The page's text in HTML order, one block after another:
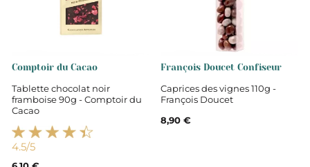
Comptoir du Cacao
Tablette chocolat noir
framboise 90g - Comptoir du
Cacao
4.5/5
François Doucet Confiseur
Caprices des vignes 110g -
François Doucet
8,90 €